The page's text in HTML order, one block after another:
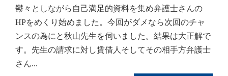
鬱々としながら自己満足的資料を集め弁護士さんの
HPをめくり始めました。今回がダメなら次回のチャ
ンスの為にと秋山先生を伺いました。結果は大正解で
す。先生の請求に対し賃借人そしてその相手方弁護士
さん...